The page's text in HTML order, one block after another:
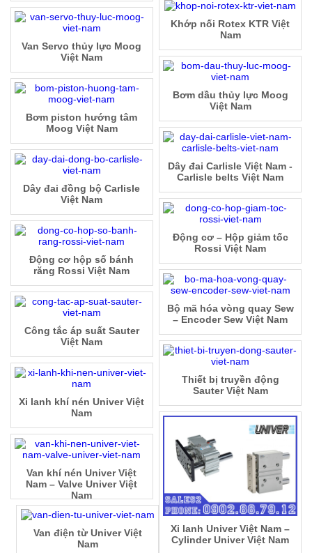
Khớp nối Rotex KTR Việt
Nam
Van Servo thủy lực Moog
Việt Nam
Bơm dầu thủy lực Moog
Việt Nam
Bơm piston hướng tâm
Moog Việt Nam
Dây đai Carlisle Việt Nam -
Carlisle belts Việt Nam
Dây đai đồng bộ Carlisle
Việt Nam
Động cơ – Hộp giảm tốc
Rossi Việt Nam
Động cơ hộp số bánh
răng Rossi Việt Nam
Bộ mã hóa vòng quay Sew
– Encoder Sew Việt Nam
Công tắc áp suất Sauter
Việt Nam
Thiết bị truyền động
Sauter Việt Nam
Xi lanh khí nén Univer Việt
Nam
Xi lanh Univer Việt Nam –
Cylinder Univer Việt Nam
Van khí nén Univer Việt
Nam – Valve Univer Việt
Nam
Van điện từ Univer Việt
Nam